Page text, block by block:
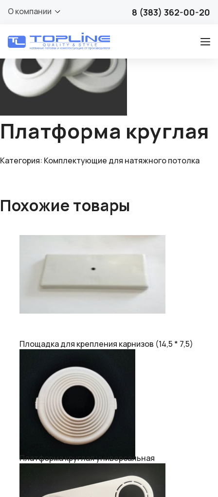
О компании 8 (383) 362-00-20
Платформа круглая
Категория: Комплектующие для натяжного потолка
Похожие товары
Площадка для крепления карнизов (14,5 * 7,5)
Платформа круглая универсальная